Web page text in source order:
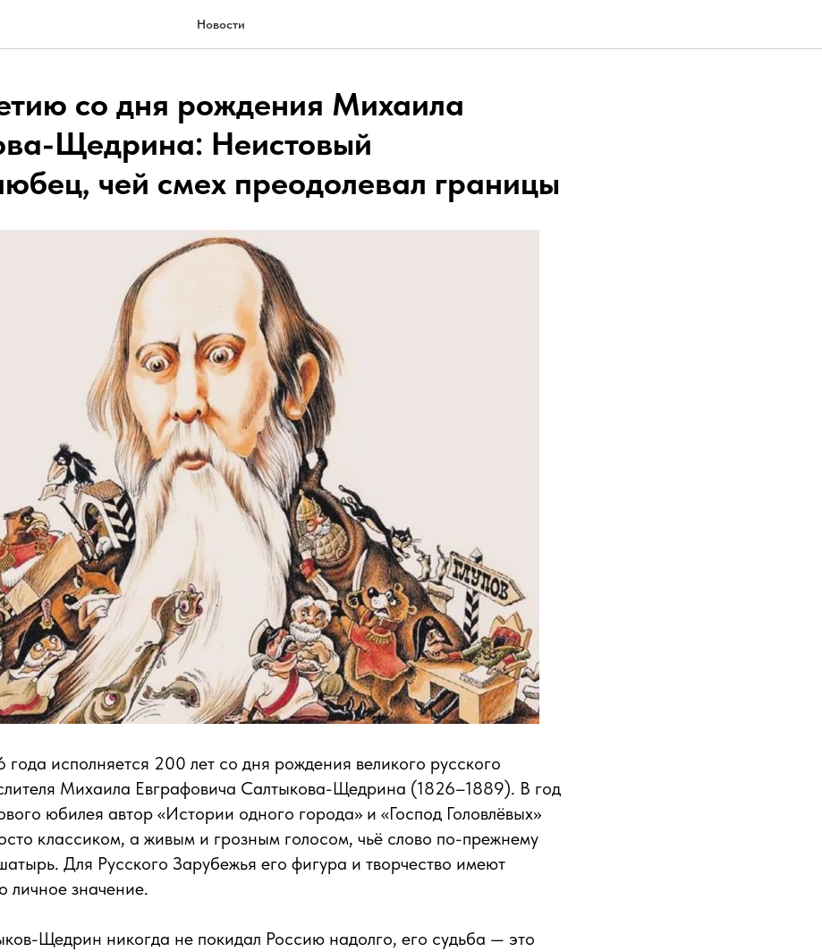
Новости
со дня рождения Михаила
Щедрина: Неистовый
чей смех преодолевал границы
исполняется 200 лет со дня рождения великого русского
Михаила Евграфовича Салтыкова-Щедрина (1826–1889). В год
юбилея автор «Истории одного города» и «Господ Головлёвых»
классиком, а живым и грозным голосом, чьё слово по-прежнему
Для Русского Зарубежья его фигура и творчество имеют
личное значение.
Щедрин никогда не покидал Россию надолго, его судьба — это